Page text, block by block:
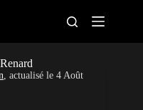
, actualisé le 4 Août